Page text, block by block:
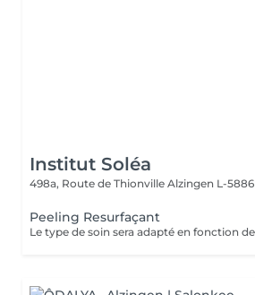
Institut Soléa
498a, Route de Thionville Alzingen L-5886
Peeling Resurfaçant